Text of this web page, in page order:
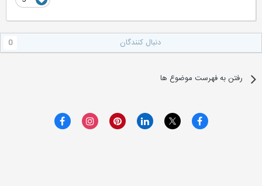
دنبال کنندگان
رفتن به فهرست موضوع ها